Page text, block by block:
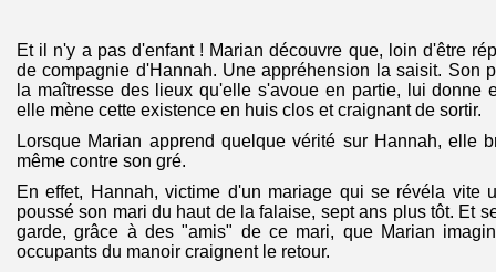
Et il n'y a pas d'enfant ! Marian découvre que, loin d'être
de compagnie d'Hannah. Une appréhension la saisit. Son
la maîtresse des lieux qu'elle s'avoue en partie, lui donne
elle mène cette existence en huis clos et craignant de sortir.
Lorsque Marian apprend quelque vérité sur Hannah, elle
même contre son gré.
En effet, Hannah, victime d'un mariage qui se révéla vite
poussé son mari du haut de la falaise, sept ans plus tôt. Et
garde, grâce à des "amis" de ce mari, que Marian
occupants du manoir craignent le retour.